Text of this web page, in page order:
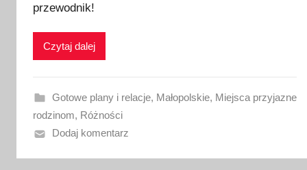
i
w
n
o
1
przewodnik!
Czytaj dalej
Gotowe plany i relacje, Małopolskie, Miejsca przyjazne
rodzinom, Różności
Dodaj komentarz